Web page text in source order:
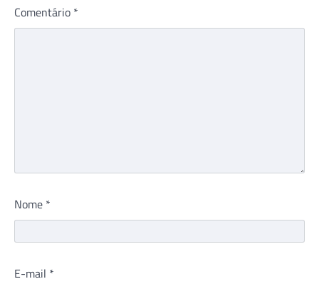
Comentário *
Nome *
E-mail *